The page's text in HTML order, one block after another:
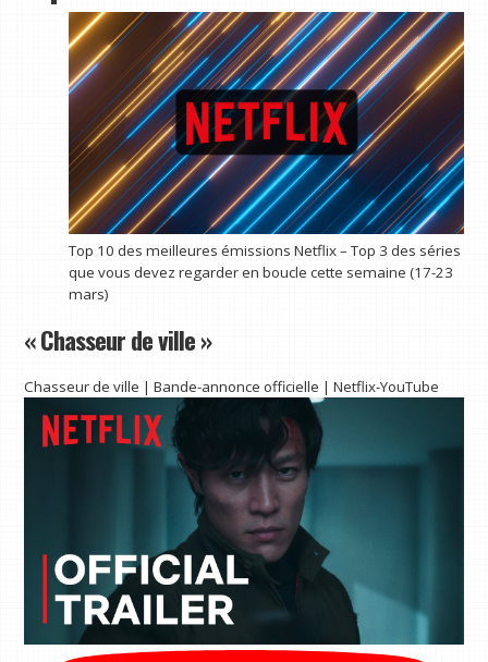
Top 10 des meilleures émissions Netflix – Top 3 des séries
que vous devez regarder en boucle cette semaine (17-23
mars)
« Chasseur de ville »
Chasseur de ville | Bande-annonce officielle | Netflix-YouTube